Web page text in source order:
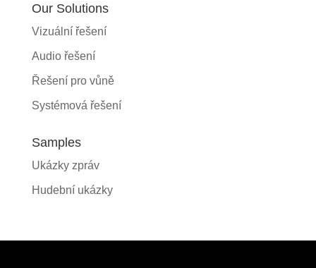
Our Solutions
Vizuální řešení
Audio řešení
Řešení pro vůně
Systémová řešení
Samples
Ukázky zpráv
Hudební ukázky